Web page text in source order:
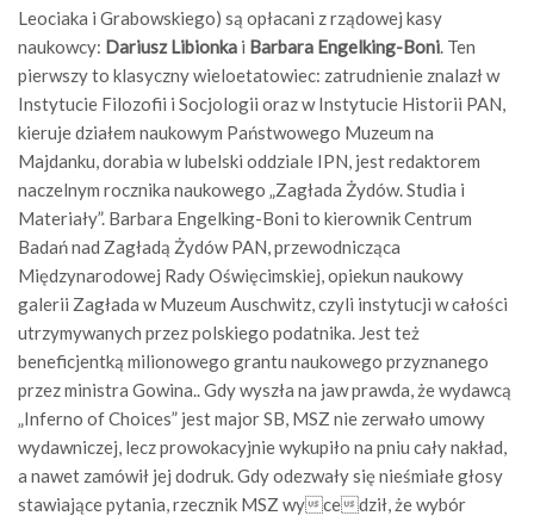
Leociaka i Grabowskiego) są opłacani z rządowej kasy
naukowcy: Dariusz Libionka i Barbara Engelking-Boni. Ten
pierwszy to klasyczny wieloetatowiec: zatrudnienie znalazł w
Instytucie Filozofii i Socjologii oraz w Instytucie Historii PAN,
kieruje działem naukowym Państwowego Muzeum na
Majdanku, dorabia w lubelski oddziale IPN, jest redaktorem
naczelnym rocznika naukowego „Zagłada Żydów. Studia i
Materiały”. Barbara Engelking-Boni to kierownik Centrum
Badań nad Zagładą Żydów PAN, przewodnicząca
Międzynarodowej Rady Oświęcimskiej, opiekun naukowy
galerii Zagłada w Muzeum Auschwitz, czyli instytucji w całości
utrzymywanych przez polskiego podatnika. Jest też
beneficjentką milionowego grantu naukowego przyznanego
przez ministra Gowina.. Gdy wyszła na jaw prawda, że wydawcą
„Inferno of Choices” jest major SB, MSZ nie zerwało umowy
wydawniczej, lecz prowokacyjnie wykupiło na pniu cały nakład,
a nawet zamówił jej dodruk. Gdy odezwały się nieśmiałe głosy
stawiające pytania, rzecznik MSZ wycedził, że wybór